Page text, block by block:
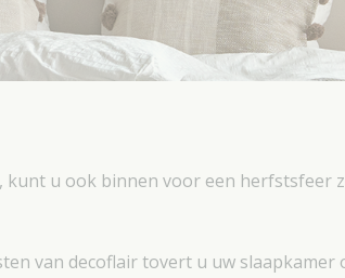
u ook binnen voor een herfstsfeer
van decoflair tovert u uw slaapkamer